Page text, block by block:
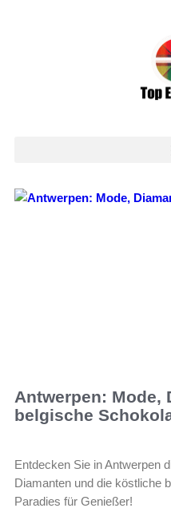
Antwerpen: Mode,
belgische
Entdecken Sie in Antwerpen
Diamanten und die köstliche
Paradies für Genießer!